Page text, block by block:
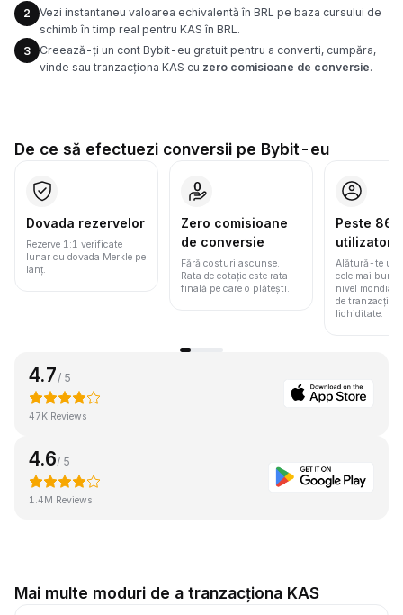
2
Vezi instantaneu valoarea echivalentă în BRL pe baza cursului de
schimb în timp real pentru KAS în BRL.
3
Creează-ți un cont Bybit-eu gratuit pentru a converti, cumpăra,
vinde sau tranzacționa KAS cu zero comisioane de conversie.
De ce să efectuezi conversii pe Bybit-eu
Dovada rezervelor
Rezerve 1:1 verificate
lunar cu dovada Merkle pe
lanț.
Zero comisioane
de conversie
Fără costuri ascunse.
Rata de cotație este rata
finală pe care o plătești.
Peste 86
utilizatori
Alătură-te
cele mai bune
nivel mondial
de
lichiditate.
4.7 / 5
47K Reviews
4.6/ 5
1.4M Reviews
Mai multe moduri de a tranzacționa KAS